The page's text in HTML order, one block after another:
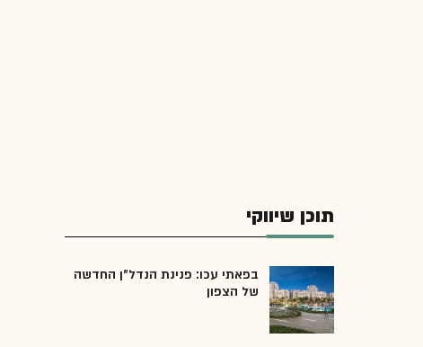
תוכן שיווקי
בפאתי עכו: פנינת הנדל"ן החדשה
של הצפון